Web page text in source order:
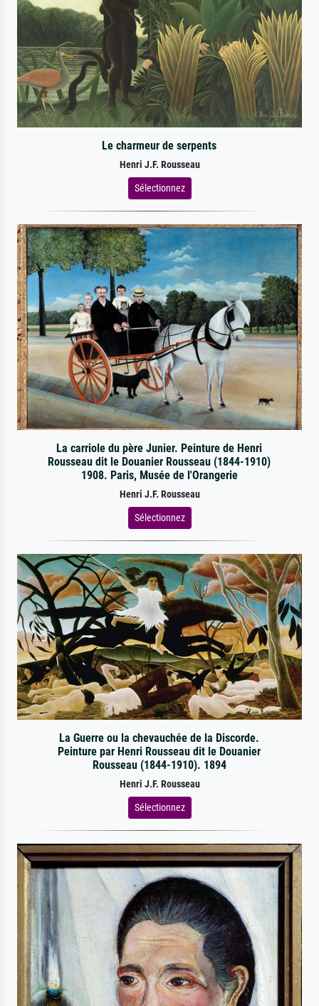
Le charmeur de serpents
Henri J.F. Rousseau
Sélectionnez
La carriole du père Junier. Peinture de Henri
Rousseau dit le Douanier Rousseau (1844-1910)
1908. Paris, Musée de l'Orangerie
Henri J.F. Rousseau
Sélectionnez
La Guerre ou la chevauchée de la Discorde.
Peinture par Henri Rousseau dit le Douanier
Rousseau (1844-1910). 1894
Henri J.F. Rousseau
Sélectionnez